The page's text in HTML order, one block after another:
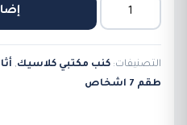
طقم
كنب
مكاتب
التصنيفات: كنب مكتبي كلاسيك,
طقم 7 اشخاص